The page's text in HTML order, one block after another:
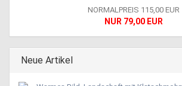
NORMALPREIS 115,00 EUR
NUR 79,00 EUR
Neue Artikel